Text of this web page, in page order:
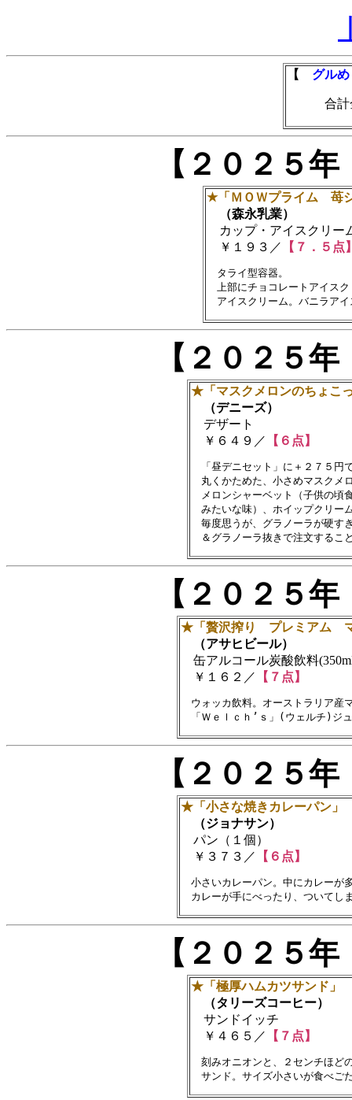
【 グル
合計金
【２０２５
★「ＭＯＷプライム 苺
（森永乳業）
カップ・アイスクリー
￥１９３／ 【７．５点
タライ型容器。
上部にチョコレートアイス
【２０２５
★「マスクメロンのちょこ
（デニーズ）
デザート
￥６４９／
【６点】
「昼デニセット」に＋２７５円
丸くかためた、小さめマスクメ
メロンシャーベット（子供の頃
みたいな味）、ホイップクリー
毎度思うが、グラノーラが硬す
【２０２５
★「贅沢搾り プレミアム マ
（アサヒビール）
缶アルコール炭酸飲料
￥１６２／
【７点】
ウォッカ飲料。オーストラリア産
【２０２５
★「小さな焼きカレーパン」
（ジョナサン）
パン（１個）
￥３７３／
【６点】
小さいカレーパン。中にカレーが
【２０２５
★「極厚ハムカツサンド」
（タリーズコーヒー）
サンドイッチ
￥４６５／
【７点】
刻みオニオンと、２センチほ